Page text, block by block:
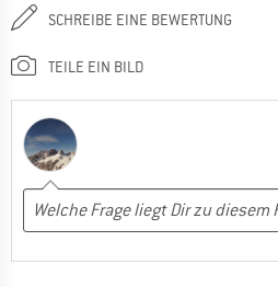
SCHREIBE EINE BEWERTUNG
TEILE EIN BILD